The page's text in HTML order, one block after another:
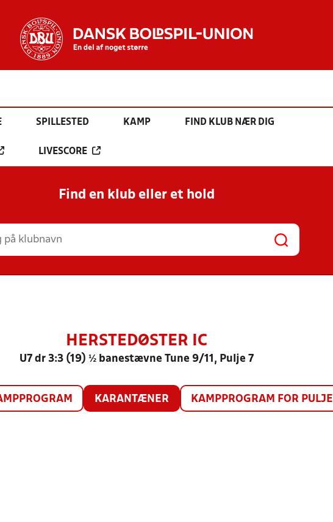
SPILLESTED KAMP FIND KLUB NÆR DIG
LIVESCORE
Find en klub eller et hold
HERSTEDØSTER IC
U7 dr 3:3 (19) ½ banestævne Tune 9/11, Pulje 7
KARANTÆNER KAMPPROGRAM FOR PULJE